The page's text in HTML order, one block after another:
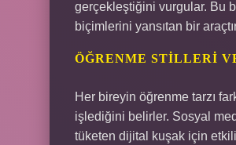
gerçekleştiğini vurgular. Bu
biçimlerini yansıtan bir
ÖĞRENME STILLERI
Her bireyin öğrenme tarzı
işlediğini belirler. Sosyal
tüketen dijital kuşak için